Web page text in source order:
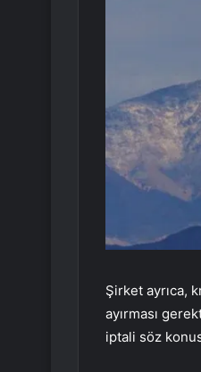
Şirket ayrıca,
ayırması
iptali söz